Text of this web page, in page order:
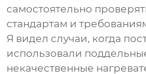
самостоятельно
стандартам и
Я видел случаи, когда
использовали
некачественные